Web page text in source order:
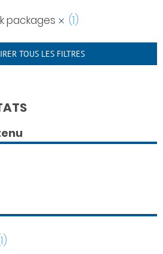
packages (1)
TOUS LES FILTRES